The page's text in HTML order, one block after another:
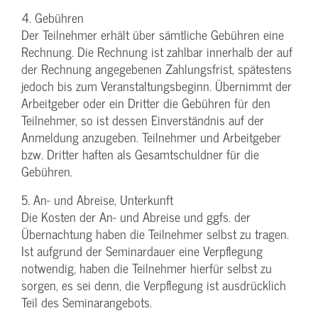
4. Gebühren
Der Teilnehmer erhält über sämtliche Gebühren eine
Rechnung. Die Rechnung ist zahlbar innerhalb der auf
der Rechnung angegebenen Zahlungsfrist, spätestens
jedoch bis zum Veranstaltungsbeginn. Übernimmt der
Arbeitgeber oder ein Dritter die Gebühren für den
Teilnehmer, so ist dessen Einverständnis auf der
Anmeldung anzugeben. Teilnehmer und Arbeitgeber
bzw. Dritter haften als Gesamtschuldner für die
Gebühren.
5. An- und Abreise, Unterkunft
Die Kosten der An- und Abreise und ggfs. der
Übernachtung haben die Teilnehmer selbst zu tragen.
Ist aufgrund der Seminardauer eine Verpflegung
notwendig, haben die Teilnehmer hierfür selbst zu
sorgen, es sei denn, die Verpflegung ist ausdrücklich
Teil des Seminarangebots.